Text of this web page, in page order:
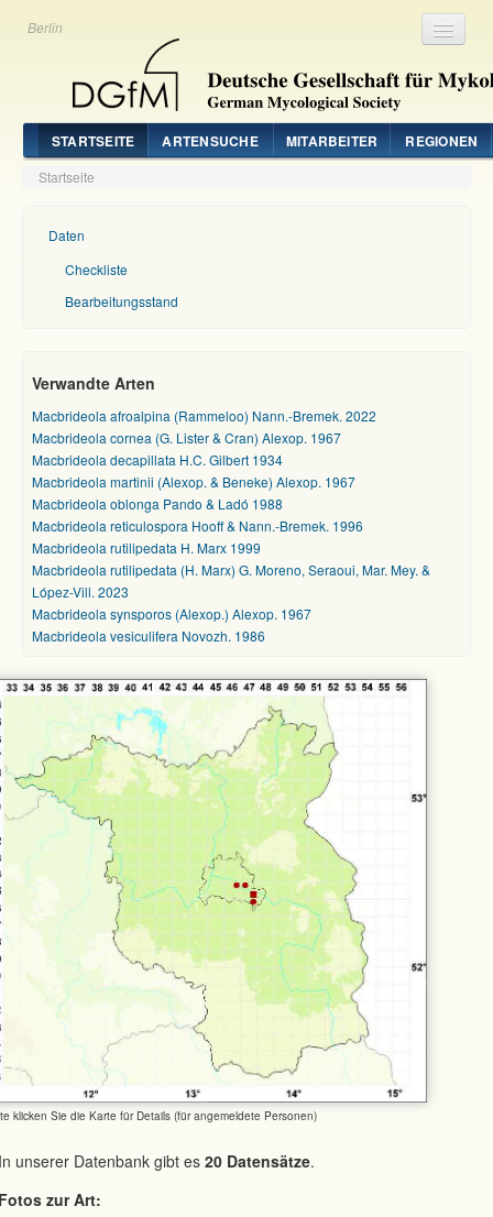
Berlin
STARTSEITE ARTENSUCHE MITARBEITER REGIONEN
Startseite
Daten
Checkliste
Bearbeitungsstand
Verwandte Arten
Macbrideola afroalpina (Rammeloo) Nann.-Bremek. 2022
Macbrideola cornea (G. Lister & Cran) Alexop. 1967
Macbrideola decapillata H.C. Gilbert 1934
Macbrideola martinii (Alexop. & Beneke) Alexop. 1967
Macbrideola oblonga Pando & Ladó 1988
Macbrideola reticulospora Hooff & Nann.-Bremek. 1996
Macbrideola rutilipedata H. Marx 1999
Macbrideola rutilipedata (H. Marx) G. Moreno, Seraoui, Mar. Mey. &
López-Vill. 2023
Macbrideola synsporos (Alexop.) Alexop. 1967
Macbrideola vesiculifera Novozh. 1986
klicken Sie die Karte für Details (für angemeldete Personen)
unserer Datenbank gibt es 20 Datensätze.
zur Art: